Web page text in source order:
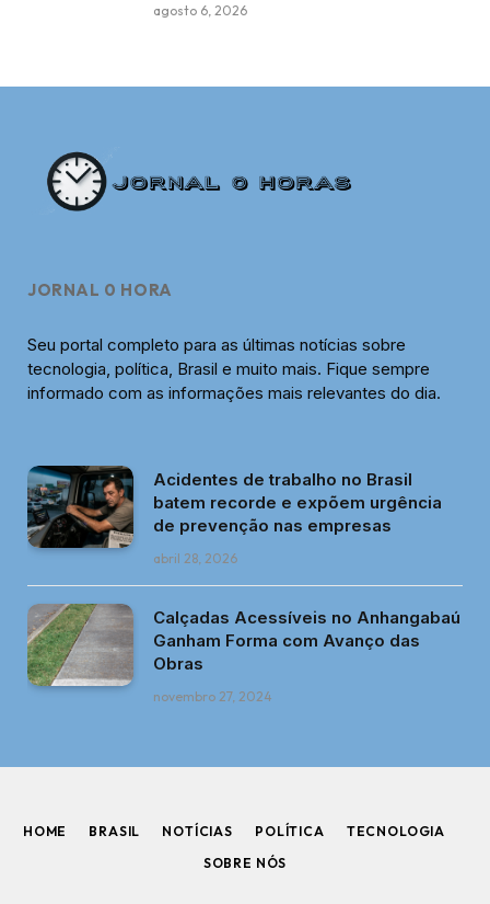
agosto 6, 2026
JORNAL 0 HORA
Seu portal completo para as últimas notícias sobre
tecnologia, política, Brasil e muito mais. Fique sempre
informado com as informações mais relevantes do dia.
Acidentes de trabalho no Brasil
batem recorde e expõem urgência
de prevenção nas empresas
abril 28, 2026
Calçadas Acessíveis no Anhangabaú
Ganham Forma com Avanço das
Obras
novembro 27, 2024
HOME BRASIL NOTÍCIAS POLÍTICA
TECNOLOGIA
SOBRE NÓS